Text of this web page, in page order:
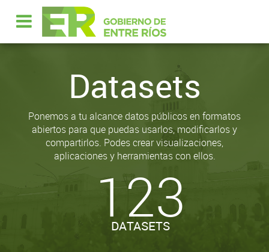
Datasets
Ponemos a tu alcance datos públicos en formatos
abiertos para que puedas usarlos, modificarlos y
compartirlos. Podes crear visualizaciones,
aplicaciones y herramientas con ellos.
123
DATASETS